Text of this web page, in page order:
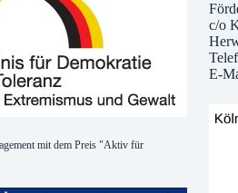
mit dem Preis "Aktiv für
c/o
E-